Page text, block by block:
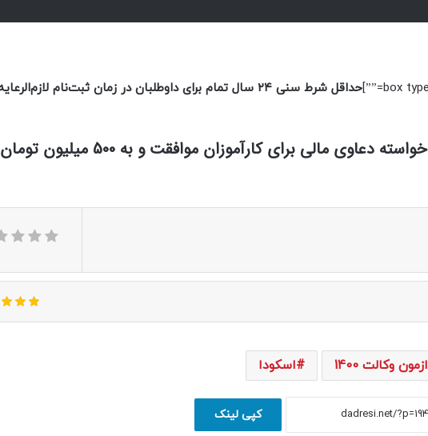
حداقل شرط سنی ۲۴ سال تمام برای داوطلبان در زمان ثبت‌نام لازم‌الرعایه
همچنین در این جلسه با افزایش سقف خواسته دعاوی مالی برای کارآموزان موافقت و به 500 میلیون تومان
ازمون وکالت 1400 اسکودا
کپی لینک